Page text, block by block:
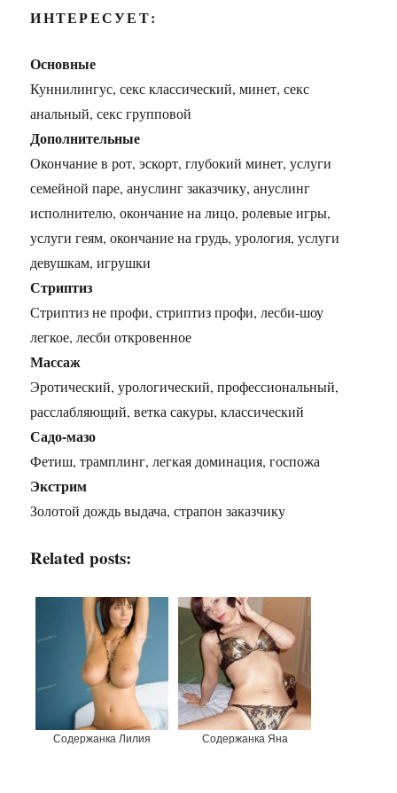
ИНТЕРЕСУЕТ:
Основные
Куннилингус, секс классический, минет, секс
анальный, секс групповой
Дополнительные
Окончание в рот, эскорт, глубокий минет, услуги
семейной паре, ануслинг заказчику, ануслинг
исполнителю, окончание на лицо, ролевые игры,
услуги геям, окончание на грудь, урология, услуги
девушкам, игрушки
Стриптиз
Стриптиз не профи, стриптиз профи, лесби-шоу
легкое, лесби откровенное
Массаж
Эротический, урологический, профессиональный,
расслабляющий, ветка сакуры, классический
Садо-мазо
Фетиш, трамплинг, легкая доминация, госпожа
Экстрим
Золотой дождь выдача, страпон заказчику
Related posts:
Содержанка Лилия Содержанка Яна